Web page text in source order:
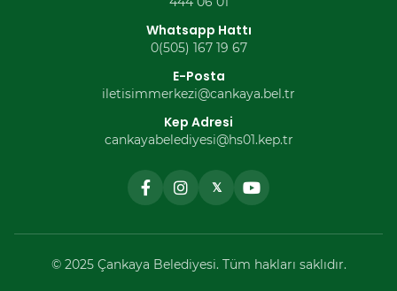
Whatsapp Hattı
0(505) 167 19 67
E-Posta
iletisimmerkezi@cankaya.bel.tr
Kep Adresi
cankayabelediyesi@hs01.kep.tr
𝕏
© 2025 Çankaya Belediyesi. Tüm hakları saklıdır.